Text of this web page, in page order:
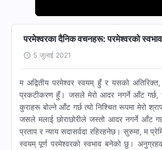
परमेश्‍वरका दैनिक वचनहरू: परमेश्‍वरको
5 जुलाई 2021
म अद्वितीय परमेश्‍वर स्वयम्‌ हुँ र यसको
प्रकटीकरण हुँ। जसले मेरो आदर नगर्ने आँट गर्छ,
कुराहरू बोल्ने आँट गर्छ त्यो निश्चित रूपमा मेरो
जसले मलाई छोराछोरीले जस्तो आदर नगर्ने आँट
प्रताप र न्याय सदासर्वदा रहिरहनेछ। सुरुमा, म
स्वयम् पूर्ण परमेश्‍वरको स्वभाव बनेको छु।